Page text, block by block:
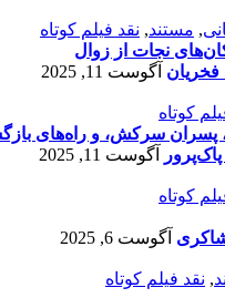
, مستند, نقد فیلم کوتاه
نجات از زوال
فخریان آگوست 11, 2025
کوتاه
پسران سرکش، و راه‌های
پاک‌پرور آگوست 11, 2025
کوتاه
شاکری آگوست 6, 2025
, نقد فیلم کوتاه